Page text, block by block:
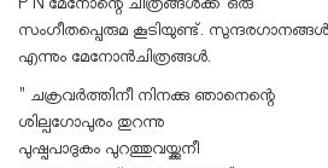
P N മേനോന്റെ ചിത്രങ്ങൾക്ക് ഒരു
സംഗീതപ്പെരുമ കൂടിയുണ്ട്.
എന്നും മേനോൻചിത്രങ്ങൾ.
" ചക്രവർത്തിനീ നിനക്കു ഞാനെന്റെ
ശില്പഗോപുരം തുറന്നു
പുഷ്പപാദുകം പുറത്തുവയ്ക്കുനീ